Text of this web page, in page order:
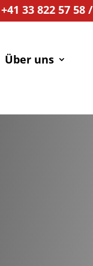
33 822 57 58 /
Über uns